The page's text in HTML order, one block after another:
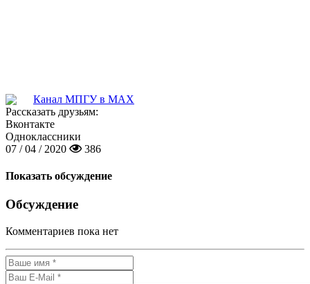
Канал МПГУ в MAX
Рассказать друзьям:
Вконтакте
Одноклассники
07 / 04 / 2020
386
Показать обсуждение
Обсуждение
Комментариев пока нет